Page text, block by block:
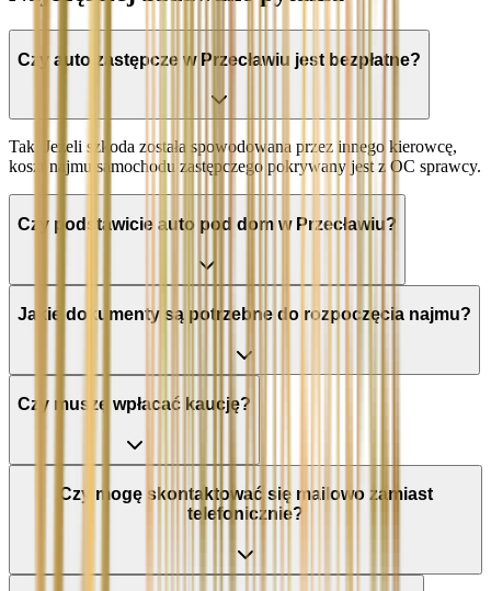
Czy auto zastępcze w Przecławiu jest bezpłatne?
Tak. Jeżeli szkoda została spowodowana przez innego kierowcę,
koszt najmu samochodu zastępczego pokrywany jest z OC sprawcy.
Czy podstawicie auto pod dom w Przecławiu?
Jakie dokumenty są potrzebne do rozpoczęcia najmu?
Czy muszę wpłacać kaucję?
Czy mogę skontaktować się mailowo zamiast
telefonicznie?